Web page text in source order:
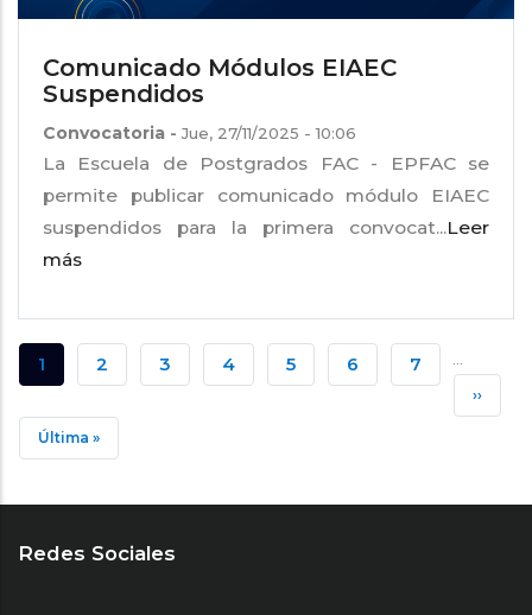
Comunicado Módulos EIAEC
Suspendidos
Convocatoria -Jue, 27/11/2025 - 10:06
La Escuela de Postgrados FAC - EPFAC se
permite publicar comunicado módulo EIAEC
suspendidos para la primera convocat...Leer
más
Paginación
Página
1 Página
2 Página
3 Página
4 Página
5 Página
6 Página
7 …
››
Última
Última »
Redes Sociales